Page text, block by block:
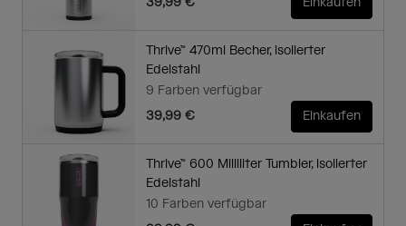
Thrive™ 470ml Becher, isolierter
Edelstahl
9 Farben verfügbar
39,99 €
Einkaufen
Thrive™ 600 Milliliter Tumbler, isolierter
Edelstahl
10 Farben verfügbar